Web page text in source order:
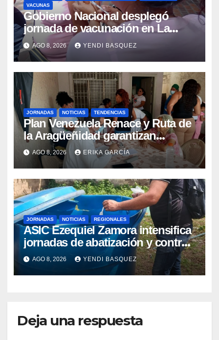
VACUNAS
Gobierno Nacional desplegó
jornada de vacunación en La
Guaira para garantizar protección
epidemiológica
AGO 8, 2026 YENDI BASQUEZ
JORNADAS NOTICIAS TENDENCIAS
Plan Venezuela Renace y Ruta de
la Aragüeñidad garantizan
atención médica integral en
Aragua
AGO 8, 2026 ERIKA GARCÍA
JORNADAS NOTICIAS REGIONALES
ASIC Ezequiel Zamora intensifica
jornadas de abatización y control
de vectores en comunidades del
AGO 8, 2026 YENDI BASQUEZ
Deja una respuesta